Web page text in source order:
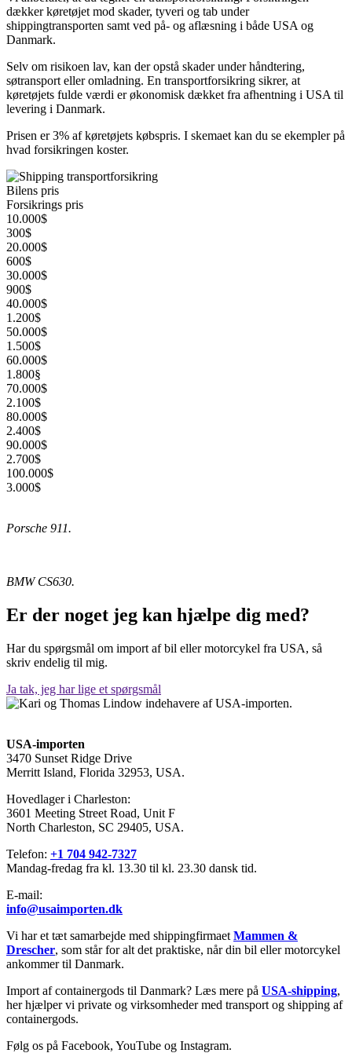
dækker køretøjet mod skader, tyveri og tab under
shippingtransporten samt ved på- og aflæsning i både USA og
Danmark.
Selv om risikoen lav, kan der opstå skader under håndtering,
søtransport eller omladning. En transportforsikring sikrer, at
køretøjets fulde værdi er økonomisk dækket fra afhentning i USA til
levering i Danmark.
Prisen er 3% af køretøjets købspris. I skemaet kan du se ekempler på
hvad forsikringen koster.
Bilens pris
Forsikrings pris
10.000$
300$
20.000$
600$
30.000$
900$
40.000$
1.200$
50.000$
1.500$
60.000$
1.800§
70.000$
2.100$
80.000$
2.400$
90.000$
2.700$
100.000$
3.000$
Porsche 911.
BMW CS630.
Er der noget jeg kan hjælpe dig med?
Har du spørgsmål om import af bil eller motorcykel fra USA, så
skriv endelig til mig.
Ja tak, jeg har lige et spørgsmål
USA-importen
3470 Sunset Ridge Drive
Merritt Island, Florida 32953, USA.
Hovedlager i Charleston:
3601 Meeting Street Road, Unit F
North Charleston, SC 29405, USA.
Telefon: +1 704 942-7327
Mandag-fredag fra kl. 13.30 til kl. 23.30 dansk tid.
E-mail:
info@usaimporten.dk
Vi har et tæt samarbejde med shippingfirmaet Mammen &
Drescher, som står for alt det praktiske, når din bil eller motorcykel
ankommer til Danmark.
Import af containergods til Danmark? Læs mere på USA-shipping,
her hjælper vi private og virksomheder med transport og shipping af
containergods.
Følg os på Facebook, YouTube og Instagram.